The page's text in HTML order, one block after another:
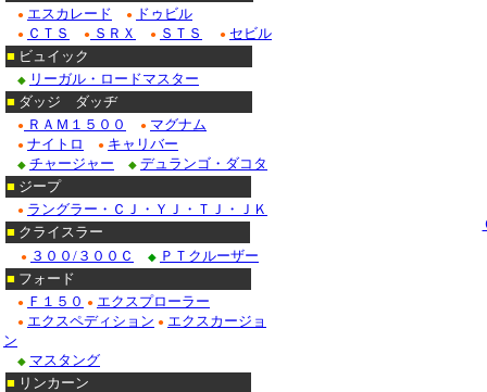
● エスカレード ● ドゥビル
● ＣＴＳ ● ＳＲＸ ● ＳＴＳ ● セビル
■ ビュイック
◆ リーガル・ロードマスター
■ ダッジ ダッヂ
● ＲＡＭ１５００ ● マグナム
● ナイトロ ● キャリバー
◆ チャージャー ◆ デュランゴ・ダコタ
■ ジープ
● ラングラー・ＣＪ・ＹＪ・ＴＪ・ＪＫ
■ クライスラー
● ３００/３００Ｃ ◆ ＰＴクルーザー
■ フォード
● Ｆ１５０ ● エクスプローラー
● エクスペディション ● エクスカージョ
ン
◆ マスタング
■ リンカーン